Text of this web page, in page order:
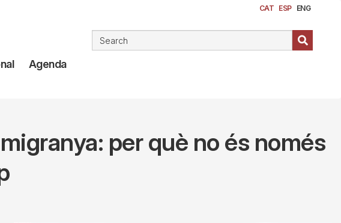
CAT ESP ENG
Agenda
per què no és només